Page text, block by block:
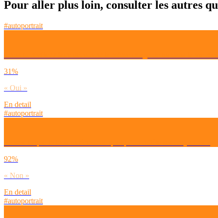
Pour aller plus loin, consulter les autres
#autoportrait
31%
« Oui »
En detail
#autoportrait
92%
« Non »
En detail
#autoportrait